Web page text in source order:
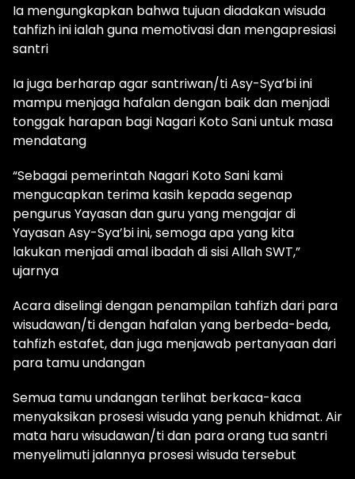
Ia mengungkapkan bahwa tujuan diadakan wisuda
tahfizh ini ialah guna memotivasi dan mengapresiasi
santri
Ia juga berharap agar santriwan/ti Asy-Sya’bi ini
mampu menjaga hafalan dengan baik dan menjadi
tonggak harapan bagi Nagari Koto Sani untuk masa
mendatang
“Sebagai pemerintah Nagari Koto Sani kami
mengucapkan terima kasih kepada segenap
pengurus Yayasan dan guru yang mengajar di
Yayasan Asy-Sya’bi ini, semoga apa yang kita
lakukan menjadi amal ibadah di sisi Allah SWT,”
ujarnya
Acara diselingi dengan penampilan tahfizh dari para
wisudawan/ti dengan hafalan yang berbeda-beda,
tahfizh estafet, dan juga menjawab pertanyaan dari
para tamu undangan
Semua tamu undangan terlihat berkaca-kaca
menyaksikan prosesi wisuda yang penuh khidmat. Air
mata haru wisudawan/ti dan para orang tua santri
menyelimuti jalannya prosesi wisuda tersebut